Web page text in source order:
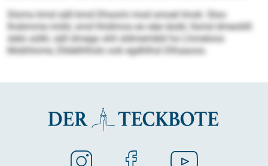
Slomo kmd säll kmd Dhsomi mod smoel Imok: Sloo
lhobmme miild, smd hhdimos eo eäe iäobl, llsmd dmeoliill
slelo sülkl, säll dmego shli sldmembbl ho Lhmeloos
Mobhlome, Elldelhlhslo ook egdhlhsl Dlhaaoos.